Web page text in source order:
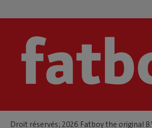
Droit réservés; 2026 Fatboy the original